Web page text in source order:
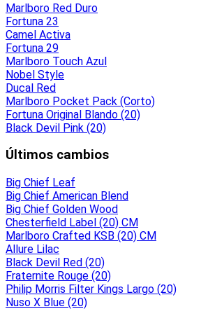
Marlboro Red Duro
Fortuna 23
Camel Activa
Fortuna 29
Marlboro Touch Azul
Nobel Style
Ducal Red
Marlboro Pocket Pack (Corto)
Fortuna Original Blando (20)
Black Devil Pink (20)
Últimos cambios
Big Chief Leaf
Big Chief American Blend
Big Chief Golden Wood
Chesterfield Label (20) CM
Marlboro Crafted KSB (20) CM
Allure Lilac
Black Devil Red (20)
Fraternite Rouge (20)
Philip Morris Filter Kings Largo (20)
Nuso X Blue (20)